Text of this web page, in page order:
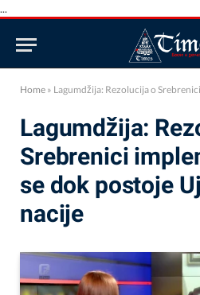
...
Home » Lagumdžija: Rezolucija o Srebrenici
Lagumdžija:
Srebrenici
se dok postoje
nacije